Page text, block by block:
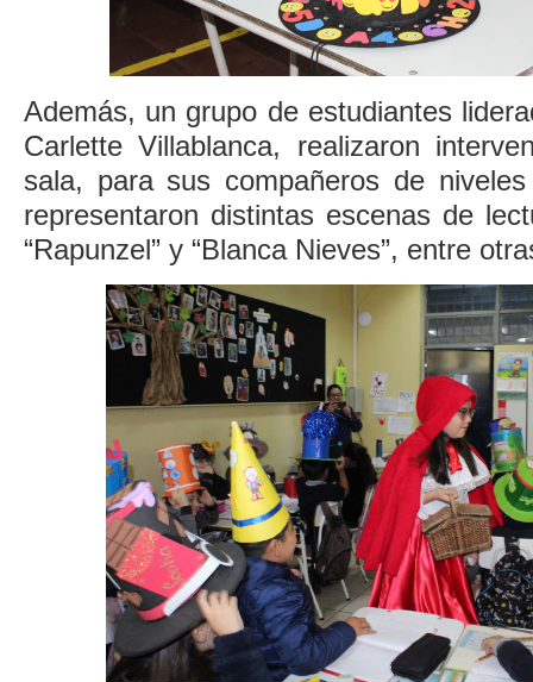
Además, un grupo de estudiantes
Carlette Villablanca, realizaron
sala, para sus compañeros de
representaron distintas escenas de
“Rapunzel” y “Blanca Nieves”, entre